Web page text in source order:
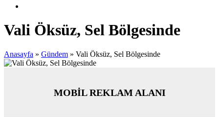
Vali Öksüz, Sel Bölgesinde
Anasayfa » Gündem » Vali Öksüz, Sel Bölgesinde
MOBİL REKLAM ALANI